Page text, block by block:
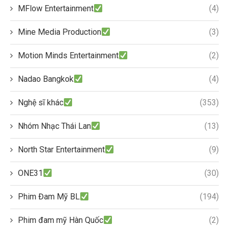
MFlow Entertainment (4)
Mine Media Production (3)
Motion Minds Entertainment (2)
Nadao Bangkok (4)
Nghệ sĩ khác (353)
Nhóm Nhạc Thái Lan (13)
North Star Entertainment (9)
ONE31 (30)
Phim Đam Mỹ BL (194)
Phim đam mỹ Hàn Quốc (2)